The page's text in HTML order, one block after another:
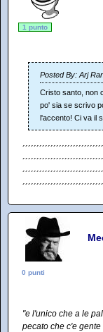
1 punto
Posted By: Arj
Cristo santo, non
po' sia se scrivo
l'accento! Ci va il
0 punti
"e l'unico che a le
pecato che c'e